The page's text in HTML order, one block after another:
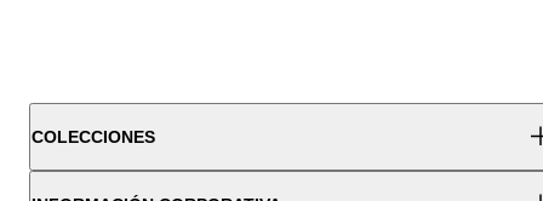
COLECCIONES